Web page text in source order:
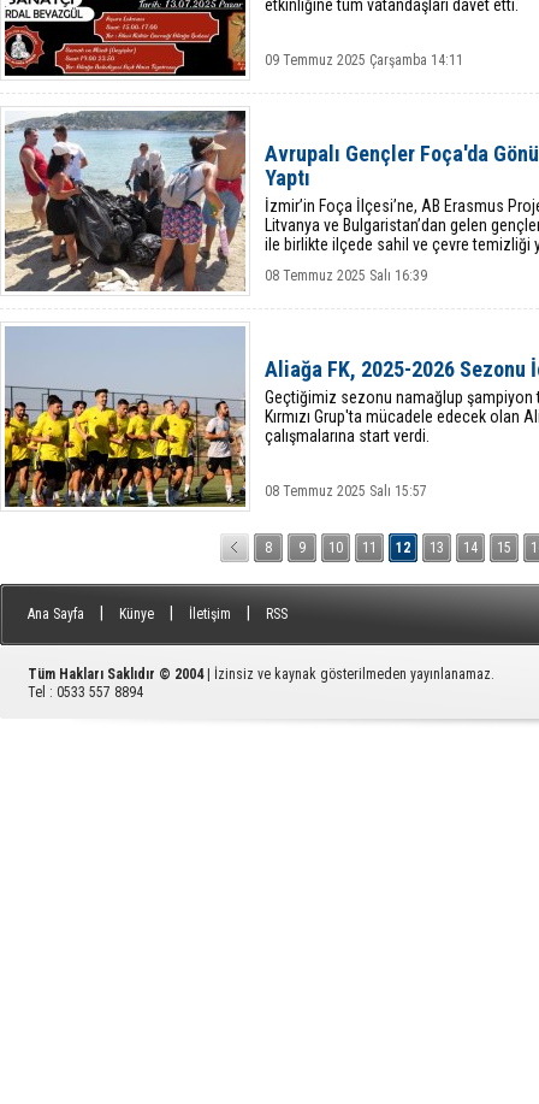
etkinliğine tüm vatandaşları davet etti.
09 Temmuz 2025 Çarşamba 14:11
Avrupalı Gençler Foça'da
Yaptı
İzmir’in Foça İlçesi’ne, AB Erasmus
Litvanya ve Bulgaristan’dan gelen
ile birlikte ilçede sahil ve çevre temizliği
08 Temmuz 2025 Salı 16:39
Aliağa FK, 2025-2026 Sezonu
Geçtiğimiz sezonu namağlup şampiyon
Kırmızı Grup'ta mücadele edecek olan
çalışmalarına start verdi.
08 Temmuz 2025 Salı 15:57
8 9 10 11 12 13 14 15
Ana Sayfa Künye İletişim RSS
Tüm Hakları Saklıdır © 2004
| İzinsiz ve kaynak gösterilmeden yayınlanamaz.
Tel : 0533 557 8894